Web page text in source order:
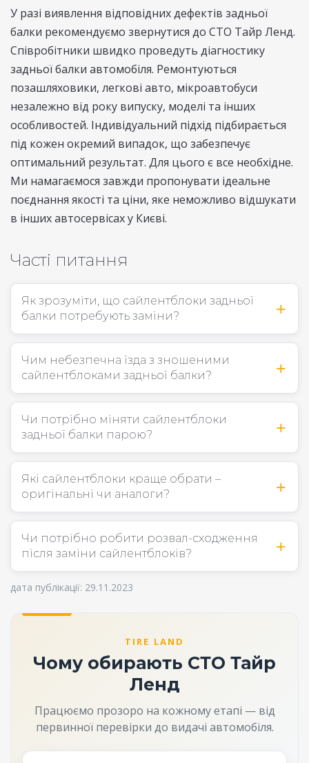
У разі виявлення відповідних дефектів задньої
балки рекомендуємо звернутися до СТО Тайр Ленд.
Співробітники швидко проведуть діагностику
задньої балки автомобіля. Ремонтуються
позашляховики, легкові авто, мікроавтобуси
незалежно від року випуску, моделі та інших
особливостей. Індивідуальний підхід підбирається
під кожен окремий випадок, що забезпечує
оптимальний результат. Для цього є все необхідне.
Ми намагаємося завжди пропонувати ідеальне
поєднання якості та ціни, яке неможливо відшукати
в інших автосервісах у Києві.
Часті питання
Як зрозуміти, що сайлентблоки задньої
балки потребують заміни?
Чим небезпечна їзда з зношеними
сайлентблоками задньої балки?
Чи потрібно міняти сайлентблоки
задньої балки парою?
Які сайлентблоки краще обрати –
оригінальні чи аналоги?
Чи потрібно робити розвал-сходження
після заміни сайлентблоків?
дата публікації: 29.11.2023
TIRE LAND
Чому обирають СТО Тайр
Ленд
Працюємо прозоро на кожному етапі — від
первинної перевірки до видачі автомобіля.